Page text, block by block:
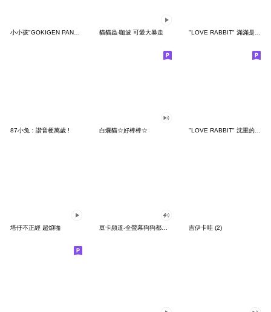
小小孩"GOKIGEN PANDA" 台灣版 貓貓蟲-咖波 可愛大暴走 "LOVE RABBIT" 滿滿是愛 台灣版
87小兔：諧音梗萬歲 ! 白爛貓☆好棒棒☆ "LOVE RABBIT" 沈重的愛 台灣版
塔仔不正經 超煩啪 吉伊卡哇 (2)